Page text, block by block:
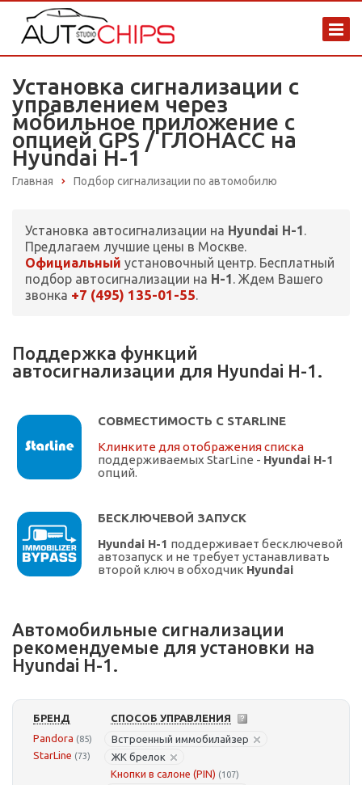
Установка сигнализации с
управлением через
мобильное приложение с
опцией GPS / ГЛОНАСС на
Hyundai H-1
Главная Подбор сигнализации по автомобилю
Установка автосигнализации на Hyundai H-1 .
Предлагаем лучшие цены в Москве.
Официальный установочный центр. Бесплатный
подбор автосигнализации на H-1 . Ждем Вашего
звонка +7 (495) 135-01-55.
Поддержка функций
автосигнализации для Hyundai H-1.
СОВМЕСТИМОСТЬ С STARLINE
Клинките для отображения списка
поддерживаемых StarLine - Hyundai H-1
опций.
БЕСКЛЮЧЕВОЙ ЗАПУСК
Hyundai H-1 поддерживает бесключевой
автозапуск и не требует устанавливать
второй ключ в обходчик Hyundai
Автомобильные сигнализации
рекомендуемые для установки на
Hyundai H-1.
БРЕНД
Pandora (85)
StarLine (73)
СПОСОБ УПРАВЛЕНИЯ
Встроенный иммобилайзер
ЖК брелок
Кнопки в салоне (PIN) (107)